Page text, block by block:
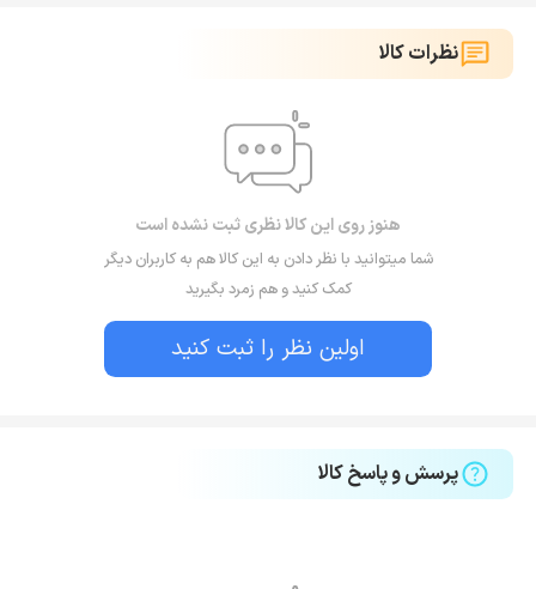
نظرات کالا
هنوز روی این کالا نظری ثبت نشده است
شما میتوانید با نظر دادن به این کالا هم به کاربران دیگر
کمک کنید و هم زمرد بگیرید
اولین نظر را ثبت کنید
پرسش و پاسخ کالا